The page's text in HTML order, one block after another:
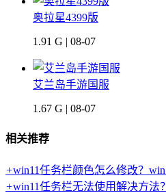
奥拉星4399版
1.91 G | 08-07
艾兰岛手游国服
1.67 G | 08-07
相关推荐
+win11任务栏颜色怎么修改？
+win11任务栏无法使用解决方法